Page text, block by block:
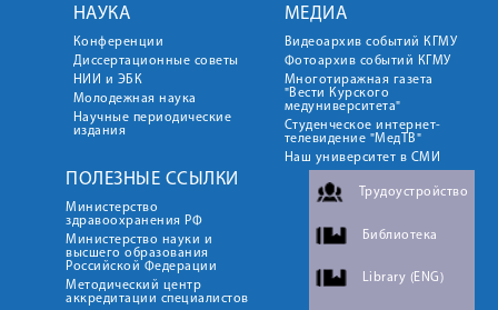
НАУКА
Конференции
Диссертационные советы
НИИ и ЭБК
Молодежная наука
Научные периодические
издания
МЕДИА
Видеоархив событий КГМУ
Фотоархив событий КГМУ
Многотиражная газета
"Вести Курского
медуниверситета"
Студенческое интернет-
телевидение "МедТВ"
Наш университет в СМИ
ПОЛЕЗНЫЕ ССЫЛКИ
Министерство
здравоохранения РФ
Министерство науки и
высшего образования
Российской Федерации
Методический центр
аккредитации специалистов
Трудоустройство
Библиотека
Library (ENG)